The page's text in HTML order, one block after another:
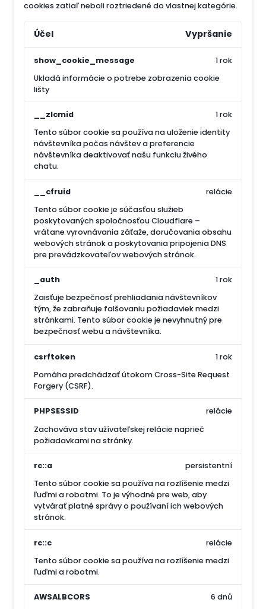
cookies zatiaľ neboli roztriedené do vlastnej kategórie.
Účel Vypršanie
show_cookie_message
Ukladá informácie o potrebe zobrazenia cookie
lišty
1 rok
__zlcmid
Tento súbor cookie sa používa na uloženie identity
návštevníka počas návštev a preferencie
návštevníka deaktivovať našu funkciu živého
chatu.
1 rok
__cfruid
Tento súbor cookie je súčasťou služieb
poskytovaných spoločnosťou Cloudflare –
vrátane vyrovnávania záťaže, doručovania obsahu
webových stránok a poskytovania pripojenia DNS
pre prevádzkovateľov webových stránok.
relácie
_auth
Zaisťuje bezpečnosť prehliadania návštevníkov
tým, že zabraňuje falšovaniu požiadaviek medzi
stránkami. Tento súbor cookie je nevyhnutný pre
bezpečnosť webu a návštevníka.
1 rok
csrftoken
Pomáha predchádzať útokom Cross-Site Request
Forgery (CSRF).
1 rok
PHPSESSID
Zachováva stav užívateľskej relácie naprieč
požiadavkami na stránky.
relácie
rc::a
Tento súbor cookie sa používa na rozlíšenie medzi
ľuďmi a robotmi. To je výhodné pre web, aby
vytvárať platné správy o používaní ich webových
stránok.
persistentní
rc::c
Tento súbor cookie sa používa na rozlíšenie medzi
ľuďmi a robotmi.
relácie
AWSALBCORS
6 dnů